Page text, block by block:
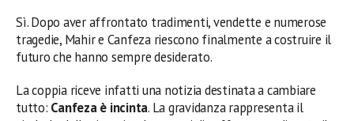
Sì. Dopo aver affrontato tradimenti, vendette e numerose
tragedie, Mahir e Canfeza riescono finalmente a costruire il
futuro che hanno sempre desiderato.
La coppia riceve infatti una notizia destinata a cambiare
tutto: Canfeza è incinta. La gravidanza rappresenta il